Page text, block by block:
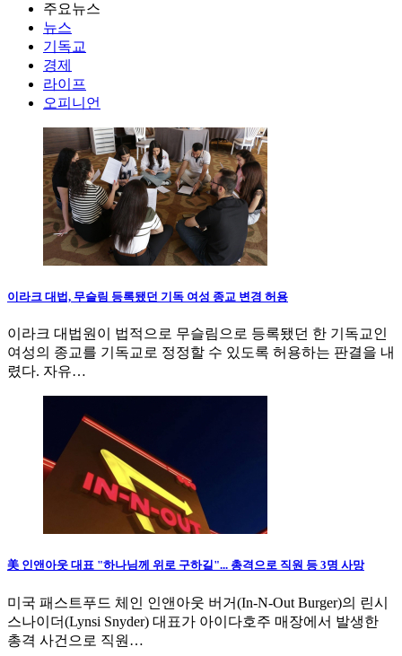
주요뉴스
뉴스
기독교
경제
라이프
오피니언
이라크 대법, 무슬림 등록됐던 기독 여성 종교 변경 허용
이라크 대법원이 법적으로 무슬림으로 등록됐던 한 기독교인
여성의 종교를 기독교로 정정할 수 있도록 허용하는 판결을 내
렸다. 자유…
美 인앤아웃 대표 "하나님께 위로 구하길"... 총격으로 직원 등 3명 사망
미국 패스트푸드 체인 인앤아웃 버거(In-N-Out Burger)의 린시
스나이더(Lynsi Snyder) 대표가 아이다호주 매장에서 발생한
총격 사건으로 직원…